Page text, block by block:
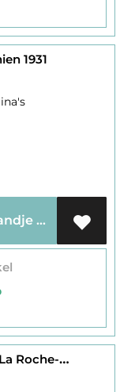
1931
Voeg toe aan mijn winkelmandje
Marcillac-la-Croisille / La Roche-Canillac 2234